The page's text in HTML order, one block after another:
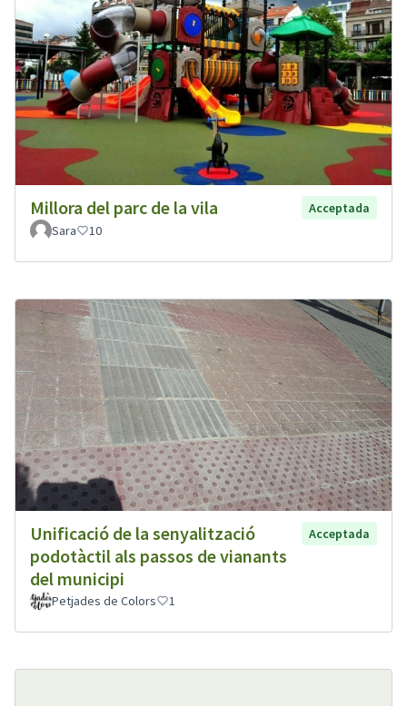
Millora del parc de la vila
Acceptada
Sara
10
Unificació de la senyalització
podotàctil als passos de vianants
del municipi
Acceptada
Petjades de Colors 1